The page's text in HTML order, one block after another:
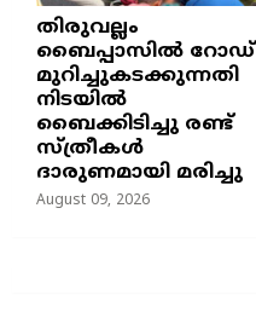
തിരുവല്ലം
ബൈപ്പാസില്‍ റോഡ്
മുറിച്ചുകടക്കുന്നതി
നിടയില്‍
ബൈക്കിടിച്ചു രണ്ട്
സ്ത്രീകള്‍
ദാരുണമായി മരിച്ചു
August 09, 2026